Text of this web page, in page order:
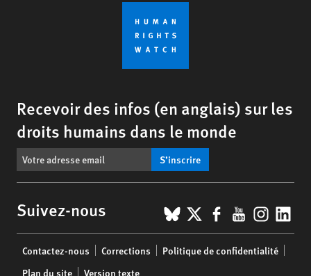
Recevoir des infos (en anglais) sur les
droits humains dans le monde
S’inscrire
Suivez-nous BlueSky
X Facebook
YouTube
menu
Contactez-nous Corrections
Politique de confidentialité
Plan du site
Version texte